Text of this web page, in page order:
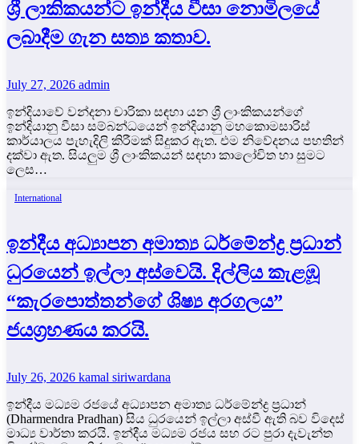
ශ්‍රී ලාකිකයන්ට ඉන්දීය වීසා නොමිලයේ
ලබාදීම ගැන සත්‍ය කතාව.
July 27, 2026 admin
ඉන්දියාවේ වන්දනා චාරිකා සඳහා යන ශ්‍රී ලාංකිකයන්ගේ
ඉන්දියානු වීසා සම්බන්ධයෙන් ඉන්දියානු මහකොමසාරිස්
කාර්යාලය පැහැදිලි කිරීමක් සිදුකර ඇත. එම නිවේදනය පහතින්
දක්වා ඇත. සියලුම ශ්‍රී ලාංකිකයන් සඳහා කාලෝචිත හා සුමට
ලෙස…
International
ඉන්දීය අධ්‍යාපන අමාත්‍ය ධර්මේන්ද්‍ර ප්‍රධාන්
ධුරයෙන් ඉල්ලා අස්වෙයි. දිල්ලිය කැළඹූ
“කැරපොත්තන්ගේ ශිෂ්‍ය අරගලය”
ජයග්‍රහණය කරයි.
July 26, 2026 kamal siriwardana
ඉන්දීය මධ්‍යම රජයේ අධ්‍යාපන අමාත්‍ය ධර්මේන්ද්‍ර ප්‍රධාන්
(Dharmendra Pradhan) සිය ධුරයෙන් ඉල්ලා අස්වී ඇති බව විදෙස්
මාධ්‍ය වාර්තා කරයි. ඉන්දීය මධ්‍යම රජය සහ රට පුරා දැවැන්ත